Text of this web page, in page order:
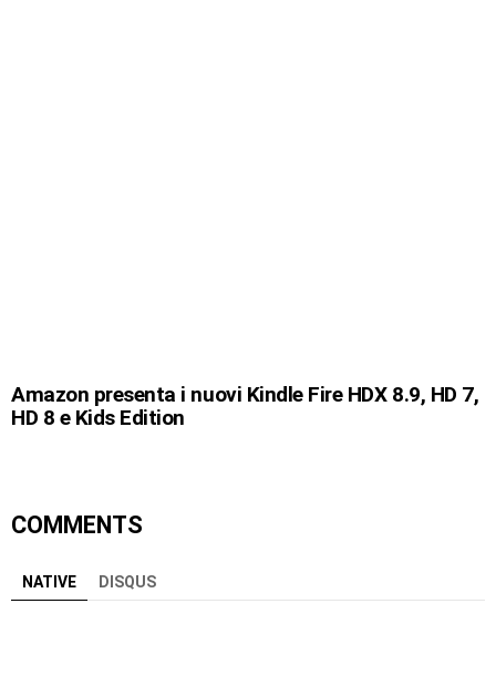
Amazon presenta i nuovi Kindle Fire HDX 8.9, HD 7,
HD 8 e Kids Edition
COMMENTS
NATIVE DISQUS